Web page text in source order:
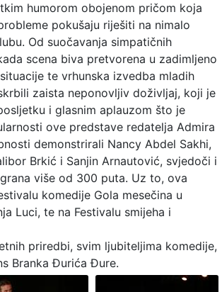
humorom obojenom pričom koja
pokušaju riješiti na nimalo
Od suočavanja simpatičnih
scena biva pretvorena u zadimljeno
te vrhunska izvedba mladih
zaista neponovljiv doživljaj, koji je
i glasnim aplauzom što je
ove predstave redatelja Admira
demonstrirali Nancy Abdel Sakhi,
Brkić i Sanjin Arnautović, svjedoči i
više od 300 puta. Uz to, ova
komedije Gola mesečina u
Luci, te na Festivalu smijeha i
priredbi, svim ljubiteljima komedije,
Branka Đurića Đure.